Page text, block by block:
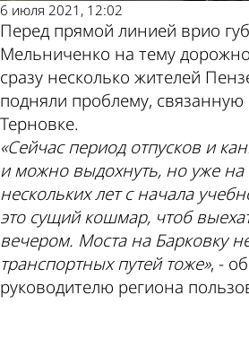
6 июля 2021, 12:02
Перед прямой линией врио
Мельниченко на тему
сразу несколько жителей
подняли проблему,
Терновке.
«Сейчас период отпусков и
и можно выдохнуть, но уже
нескольких лет с начала
это сущий кошмар, чтоб
вечером. Моста на Барковку
транспортных путей тоже», -
руководителю региона